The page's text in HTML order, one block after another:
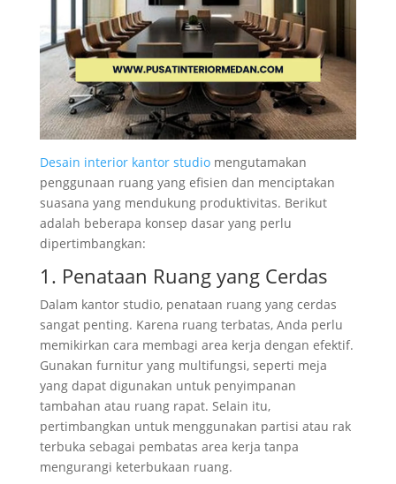
Desain interior kantor studiomengutamakan
penggunaan ruang yang efisien dan menciptakan
suasana yang mendukung produktivitas. Berikut
adalah beberapa konsep dasar yang perlu
dipertimbangkan:
1. Penataan Ruang yang Cerdas
Dalam kantor studio, penataan ruang yang cerdas
sangat penting. Karena ruang terbatas, Anda perlu
memikirkan cara membagi area kerja dengan efektif.
Gunakan furnitur yang multifungsi, seperti meja
yang dapat digunakan untuk penyimpanan
tambahan atau ruang rapat. Selain itu,
pertimbangkan untuk menggunakan partisi atau rak
terbuka sebagai pembatas area kerja tanpa
mengurangi keterbukaan ruang.